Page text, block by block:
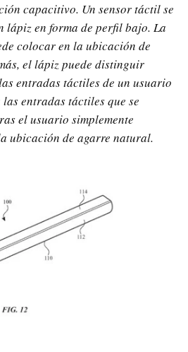
capacitivo. Un sensor táctil se
lápiz en forma de perfil bajo. La
colocar en la ubicación de
el lápiz puede distinguir
entradas táctiles de un usuario
entradas táctiles que se
el usuario simplemente
ubicación de agarre natural.